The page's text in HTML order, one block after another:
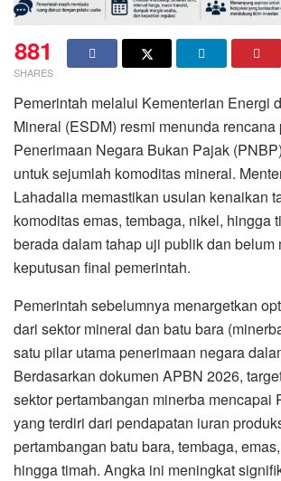
881
SHARES
Pemerintah melalui Kementerian Energi
Mineral (ESDM) resmi menunda
Penerimaan Negara Bukan Pajak
untuk sejumlah komoditas mineral.
Lahadalia memastikan usulan kenaikan
komoditas emas, tembaga, nikel, hingga
berada dalam tahap uji publik dan belum
keputusan final pemerintah.
Pemerintah sebelumnya menargetkan
dari sektor mineral dan batu bara
satu pilar utama penerimaan negara
Berdasarkan dokumen APBN 2026,
sektor pertambangan minerba mencapai
yang terdiri dari pendapatan iuran
pertambangan batu bara, tembaga,
hingga timah. Angka ini meningkat